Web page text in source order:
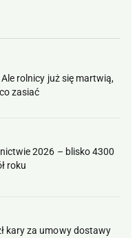
rolnicy już się martwią,
zasiać
2026 – blisko 4300
roku
kary za umowy dostawy